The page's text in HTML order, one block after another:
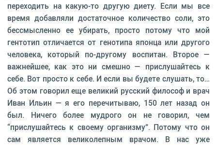
переходить на какую-то другую диету. Если мы все
время добавляли достаточное количество соли, это
бессмысленно ее убирать, просто потому что мой
гентотип отличается от генотипа японца или другого
человека, который по-другому воспитан. Второе —
важнейшее, как это ни смешно — прислушайтесь к
себе. Вот просто к себе. И если вы будете слушать, то…
Об этом говорил еще великий русский философ и врач
Иван Ильин — я его перечитываю, 150 лет назад он
был. Ничего более мудрого он не говорил, чем
“прислушайтесь к своему организму”. Потому что он
сам является великолепным врачом. В нас уже